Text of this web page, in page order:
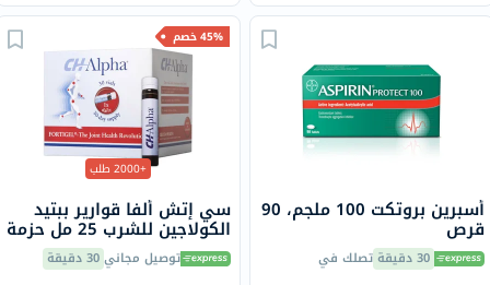
أسبرين بروتكت 100 ملجم، 90
قرص
30 دقيقة تصلك في
45% خصم
+2000 طلب
سي إتش ألفا قوارير ببتيد
الكولاجين للشرب 25 مل حزمة
من 30 توصيل مجاني30 دقيقة